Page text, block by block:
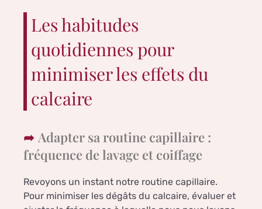
Les habitudes
quotidiennes pour
minimiser les effets du
calcaire
Adapter sa routine capillaire :
fréquence de lavage et coiffage
Revoyons un instant notre routine capillaire.
Pour minimiser les dégâts du calcaire, évaluer et